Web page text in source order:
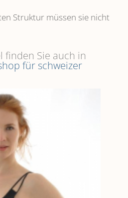
Struktur müssen sie nicht
finden Sie auch in
für schweizer